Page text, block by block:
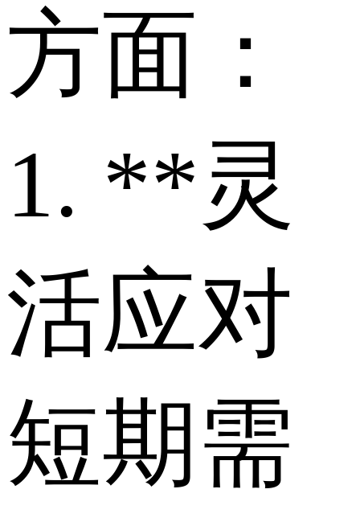
方面：
1. **灵
活应对
短期需